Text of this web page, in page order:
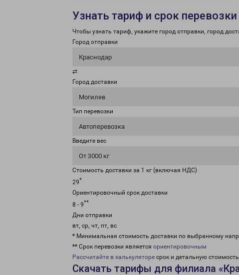
Узнать тариф и срок перевозки
Чтобы узнать тариф, укажите город отправки, город
Город отправки
Краснодар
⇄
Город доставки
Могилев
Тип перевозки
Автоперевозка
Введите вес
От 3000 кг
Стоимость доставки за 1 кг (включая НДС)
29*
Ориентировочный срок доставки
8 - 9**
Дни отправки
вт, ср, чт, пт, вс
* Минимальная стоимость доставки по выбранному
** Срок перевозки является ориентировочным
Рассчитайте в калькуляторе срок и детальную
Скачать тарифы для филиала